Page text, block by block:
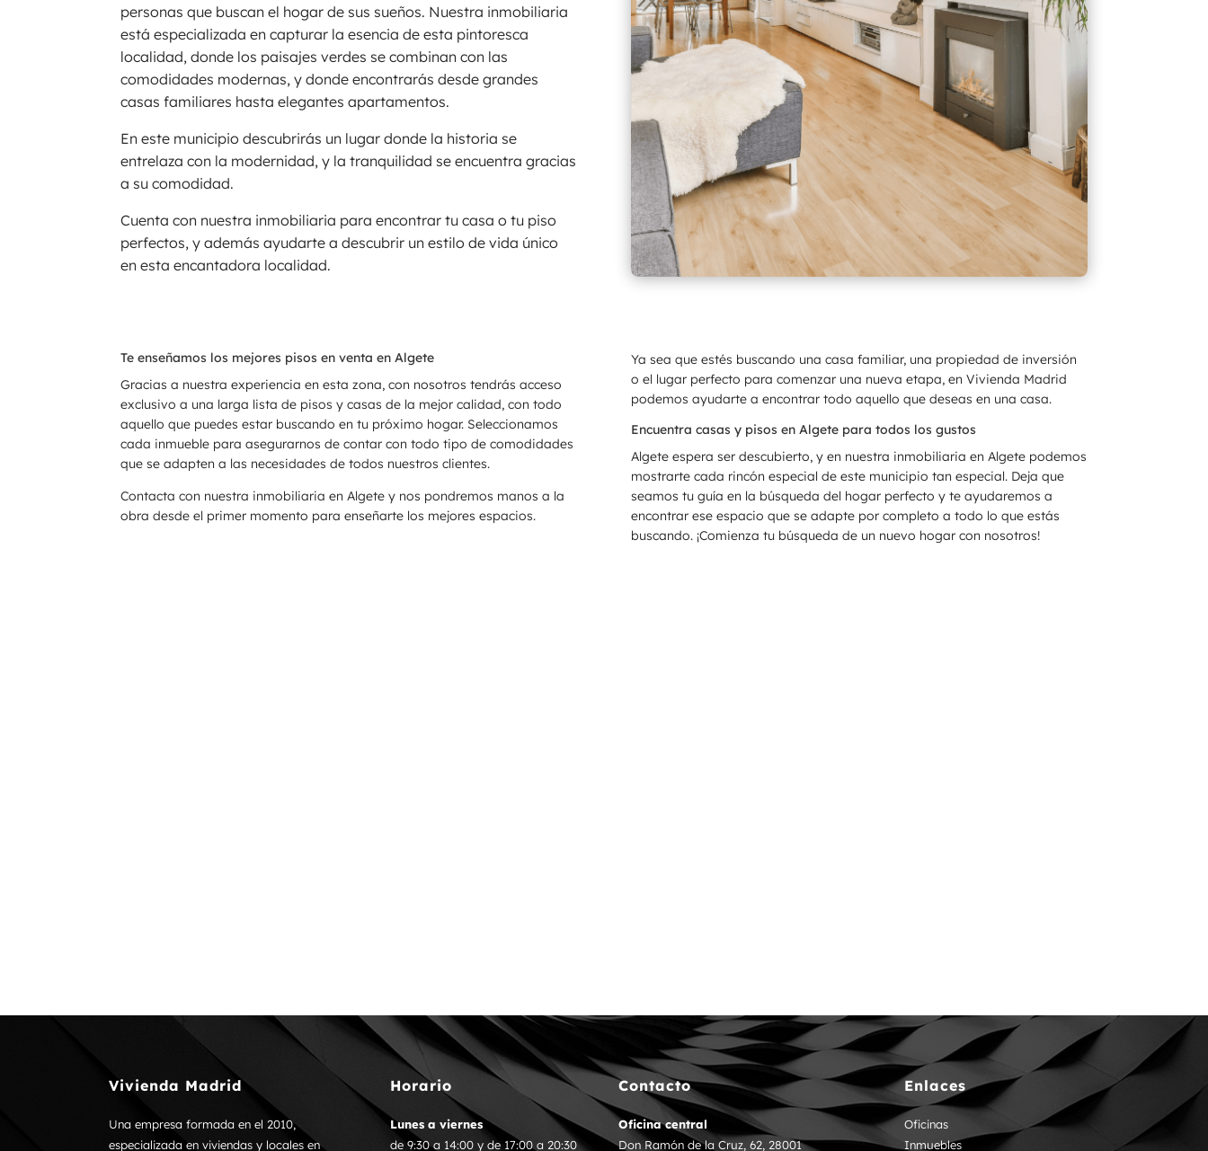
personas que buscan el hogar de sus sueños. Nuestra inmobiliaria
está especializada en capturar la esencia de esta pintoresca
localidad, donde los paisajes verdes se combinan con las
comodidades modernas, y donde encontrarás desde grandes
casas familiares hasta elegantes apartamentos.
En este municipio descubrirás un lugar donde la historia se
entrelaza con la modernidad, y la tranquilidad se encuentra gracias
a su comodidad.
Cuenta con nuestra inmobiliaria para encontrar tu casa o tu piso
perfectos, y además ayudarte a descubrir un estilo de vida único
en esta encantadora localidad.
Te enseñamos los mejores pisos en venta en Algete
Gracias a nuestra experiencia en esta zona, con nosotros tendrás acceso
exclusivo a una larga lista de pisos y casas de la mejor calidad, con todo
aquello que puedes estar buscando en tu próximo hogar. Seleccionamos
cada inmueble para asegurarnos de contar con todo tipo de comodidades
que se adapten a las necesidades de todos nuestros clientes.
Contacta con nuestra inmobiliaria en Algete y nos pondremos manos a la
obra desde el primer momento para enseñarte los mejores espacios.
Ya sea que estés buscando una casa familiar, una propiedad de inversión
o el lugar perfecto para comenzar una nueva etapa, en Vivienda Madrid
podemos ayudarte a encontrar todo aquello que deseas en una casa.
Encuentra casas y pisos en Algete para todos los gustos
Algete espera ser descubierto, y en nuestra inmobiliaria en Algete podemos
mostrarte cada rincón especial de este municipio tan especial. Deja que
seamos tu guía en la búsqueda del hogar perfecto y te ayudaremos a
encontrar ese espacio que se adapte por completo a todo lo que estás
buscando. ¡Comienza tu búsqueda de un nuevo hogar con nosotros!
Vivienda Madrid
Una empresa formada en el 2010,
especializada en viviendas y locales en
Horario
Lunes a viernes
de 9:30 a 14:00 y de 17:00 a 20:30
Contacto
Oficina central
Don Ramón de la Cruz, 62, 28001
Enlaces
Oficinas
Inmuebles